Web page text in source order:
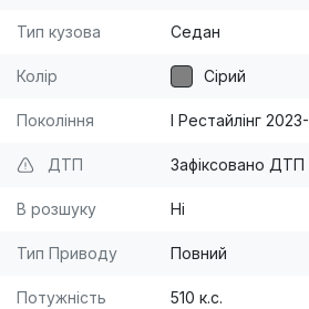
Тип кузова Седан
Колір Сірий
Покоління I Рестайлінг 2023-
ДТП Зафіксовано ДТП
В розшуку Ні
Тип Приводу Повний
Потужність 510 к.с.